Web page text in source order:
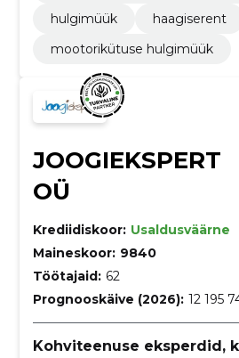
hulgimüük
haagiserent
mootorikütuse hulgimüük
JOOGIEKSPERT
OÜ
Krediidiskoor: Usaldusväärne
Maineskoor: 9840
Töötajaid: 62
Prognooskäive (2026): 12 195
Kohviteenuse eksperdid,